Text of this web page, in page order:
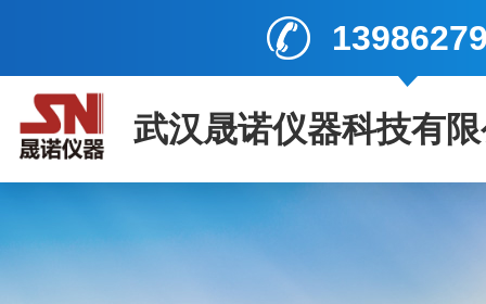
武汉晟诺仪器科技有